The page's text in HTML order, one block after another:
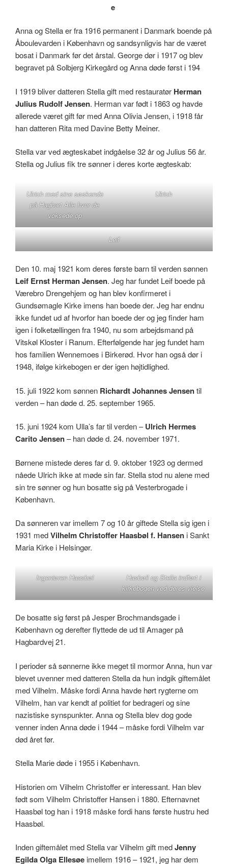
e
Anna og Stella er fra 1916 permanent i Danmark boende på
Åboulevarden i København og sandsynligvis har de været
bosat i Danmark før det årstal. George dør i 1917 og blev
begravet på Solbjerg Kirkegård og Anna døde først i 194
I 1919 bliver datteren Stella gift med restauratør Herman
Julius Rudolf Jensen. Herman var født i 1863 og havde
allerede været gift før med Anna Olivia Jensen, i 1918 får
han datteren Rita med Davine Betty Meiner.
Stella var ved ægteskabet indgåelse 32 år og Julius 56 år.
Stella og Julius fik tre sønner i deres korte ægteskab:
Ulrich med sine søskende
på Hagbart Alle hvor de
voksede op
Ulrich
Leif
Den 10. maj 1921 kom deres første barn til verden sønnen
Leif Ernst Herman Jensen. Jeg har fundet Leif boede på
Værebro Drengehjem og han blev konfirmeret i
Gundsømagle Kirke imens han boede der. Jeg har endnu
ikke fundet ud af hvorfor han boede der og jeg finder ham
igen i folketællingen fra 1940, nu som arbejdsmand på
Vitskøl Kloster i Ranum. Efterfølgende har jeg fundet ham
hos familien Wennemoes i Birkerød. Hvor han også dør i
1948, ifølge kirkebogen er der igen højtidlighed.
15. juli 1922 kom sønnen Richardt Johannes Jensentil
verden – han døde d. 25. september 1965.
15. juni 1924 kom Ulla’s far til verden –Ulrich Hermes
Carito Jensen– han døde d. 24. november 1971.
Børnene mistede deres far d. 9. oktober 1923 og dermed
nåede Ulrich ikke at møde sin far. Stella stod nu alene med
sin tre sønner og hun bosatte sig på Vesterbrogade i
København.
Da sønneren var imellem 7 og 10 år giftede Stella sig igen i
1931 medVilhelm Christoffer Haasbøl f. Hansen i Sankt
Maria Kirke i Helsingør.
Ingeniøren Haasbøl
Hasbøll og Stella indført i
kirkebogen ved deres vielse
De bosatte sig først på Jesper Brochmandsgade i
København og derefter flyttede de ud til Amager på
Hagbardvej 21.
I perioder så sønnerne ikke meget til mormor Anna, hun var
blevet uvenner med datteren Stella da hun indgik giftemålet
med Vilhelm. Måske fordi Anna havde hørt rygterne om
Vilhelm, han var kendt af politiet for bedrageri og sine
nazistiske synspunkter. Anna og Stella blev dog gode
venner inden Anna døde i 1944 – måske fordi Vilhelm var
død året før.
Stella Marie døde i 1955 i København.
Historien om Vilhelm Christoffer er interessant. Han blev
født som Vilhelm Christoffer Hansen i 1880. Efternavnet
Haasbøl tog han i 1918 måske fordi hans første hustru hed
Haasbøl.
Inden giftemålet med Stella var Vilhelm gift medJenny
Egilda Olga Ellesøe imellem 1916 – 1921, jeg har dem